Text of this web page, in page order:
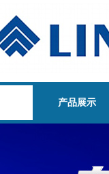
产品展示